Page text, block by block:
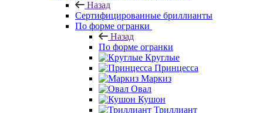
Назад
Сертифицированные бриллианты
По форме огранки
Назад
По форме огранки
Круглые
Принцесса
Маркиз
Овал
Кушон
Триллиант